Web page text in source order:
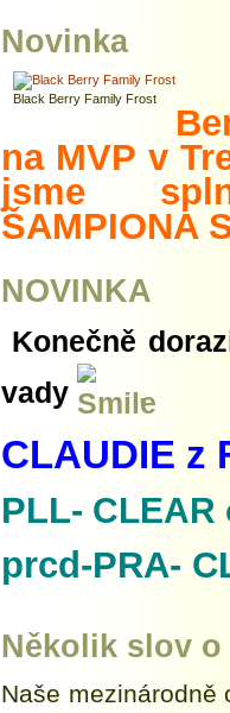
Novinka
Black Berry Family Frost
na MVP v
jsme
ŠAMPIONA
NOVINKA
Konečně
vady
.
CLAUDIE z
PLL- CLEAR
prcd-PRA-
Několik slov o
Naše mezinárodně